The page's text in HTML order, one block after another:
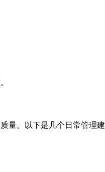
量。以下是几个日常管理建